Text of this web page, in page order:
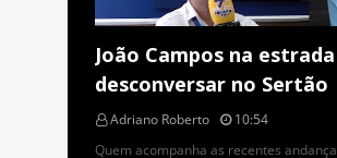
João Campos na
desconversar no Sertão
Adriano Roberto
10:54
Quem acompanha as recentes